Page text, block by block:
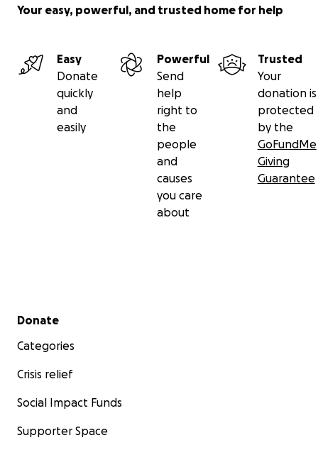
Your easy, powerful, and trusted home for help
Easy
Donate
quickly
and
easily
Powerful
Send
help
right to
the
people
and
causes
you care
about
Trusted
Your
donation is
protected
by the
GoFundMe
Giving
Guarantee
Secondary menu
Donate
Categories
Crisis relief
Social Impact Funds
Supporter Space